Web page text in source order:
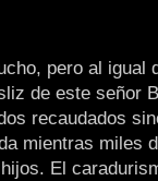
pero al igual
de este señor
recaudados
mientras miles
El